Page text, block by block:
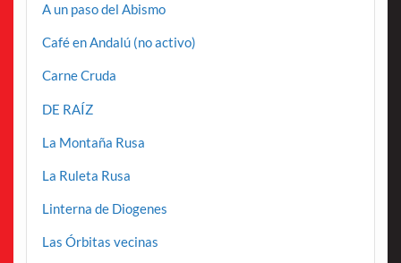
A un paso del Abismo
Café en Andalú (no activo)
Carne Cruda
DE RAÍZ
La Montaña Rusa
La Ruleta Rusa
Linterna de Diogenes
Las Órbitas vecinas